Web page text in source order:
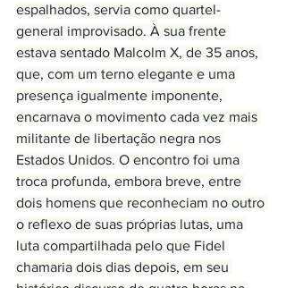
espalhados, servia como quartel-
general improvisado. À sua frente
estava sentado Malcolm X, de 35 anos,
que, com um terno elegante e uma
presença igualmente imponente,
encarnava o movimento cada vez mais
militante de libertação negra nos
Estados Unidos. O encontro foi uma
troca profunda, embora breve, entre
dois homens que reconheciam no outro
o reflexo de suas próprias lutas, uma
luta compartilhada pelo que Fidel
chamaria dois dias depois, em seu